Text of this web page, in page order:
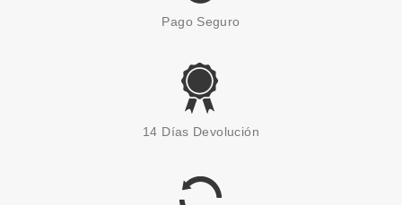
RALPH LAUREN
RALPH LAUREN RALPH'S CLUB
PARFUM 100 ML + PARFUM 10
63.20€
Pago Seguro
14 Días Devolución